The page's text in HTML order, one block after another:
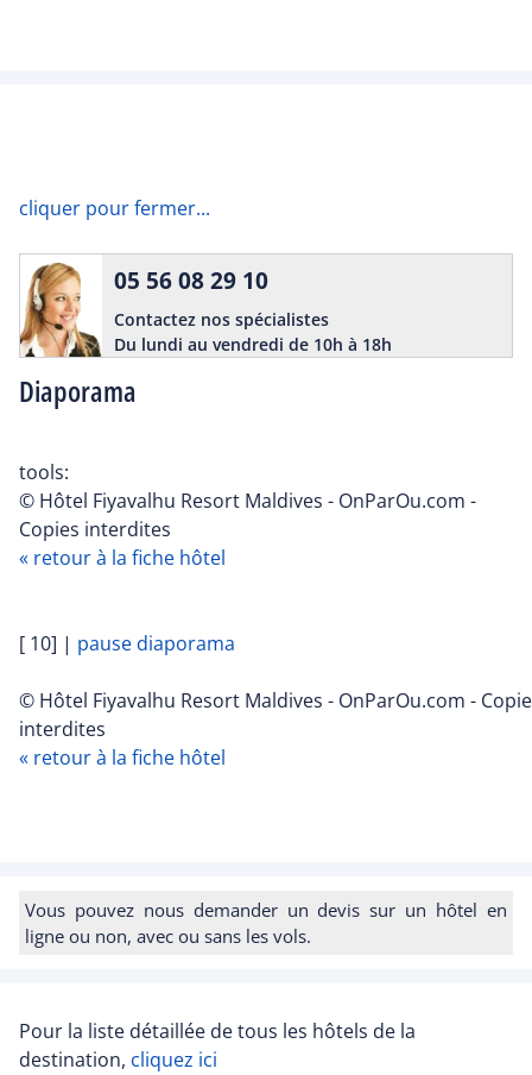
cliquer pour fermer...
Diaporama
05 56 08 29 10
Contactez nos spécialistes
Du lundi au vendredi de 10h à 18h
tools:
© Hôtel Fiyavalhu Resort Maldives - OnParOu.com -
Copies interdites
« retour à la fiche hôtel
[ 10] | pause diaporama
© Hôtel Fiyavalhu Resort Maldives - OnParOu.com -
interdites
« retour à la fiche hôtel
Vous pouvez nous demander un devis sur un hôtel en
ligne ou non, avec ou sans les vols.
Pour la liste détaillée de tous les hôtels de la
destination, cliquez ici